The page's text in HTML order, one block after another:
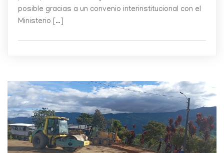
posible gracias a un convenio interinstitucional con el
Ministerio […]